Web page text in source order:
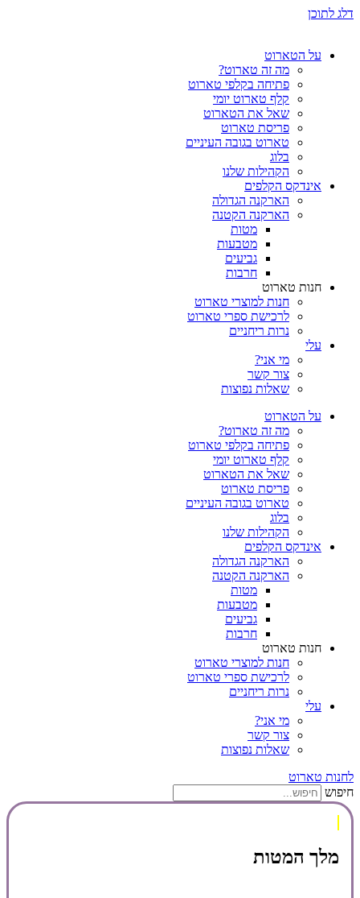
דלג לתוכן
על הטארוט
מה זה טארוט?
פתיחה בקלפי טארוט
קלף טארוט יומי
שאל את הטארוט
פריסת טארוט
טארוט בגובה העיניים
בלוג
הקהילות שלנו
אינדקס הקלפים
הארקנה הגדולה
הארקנה הקטנה
מטות
מטבעות
גביעים
חרבות
חנות טארוט
חנות למוצרי טארוט
לרכישת ספרי טארוט
נרות ריחניים
עלי
מי אני?
צור קשר
שאלות נפוצות
על הטארוט
מה זה טארוט?
פתיחה בקלפי טארוט
קלף טארוט יומי
שאל את הטארוט
פריסת טארוט
טארוט בגובה העיניים
בלוג
הקהילות שלנו
אינדקס הקלפים
הארקנה הגדולה
הארקנה הקטנה
מטות
מטבעות
גביעים
חרבות
חנות טארוט
חנות למוצרי טארוט
לרכישת ספרי טארוט
נרות ריחניים
עלי
מי אני?
צור קשר
שאלות נפוצות
לחנות טארוט
חיפוש
מלך המטות